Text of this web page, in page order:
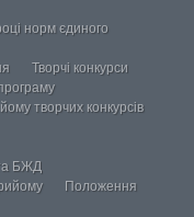
норм єдиного
Творчі конкурси
творчих конкурсів
БЖД
Положення